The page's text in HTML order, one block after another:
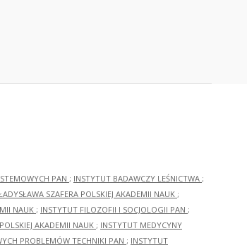
PAN ; INSTYTUT BADAWCZY LEŚNICTWA ;
SZAFERA POLSKIEJ AKADEMII NAUK ;
NAUK ; INSTYTUT FILOZOFII I SOCJOLOGII PAN ;
AKADEMII NAUK ; INSTYTUT MEDYCYNY
PROBLEMÓW TECHNIKI PAN ; INSTYTUT